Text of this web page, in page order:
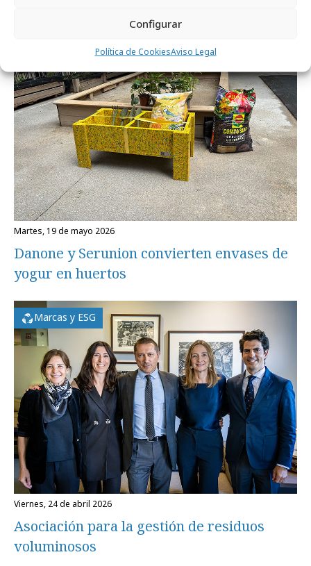
Configurar
Política de CookiesAviso Legal
martes, 19 de mayo 2026
Danone y Serunion convierten envases de
yogur en huertos
Marcas y ESG
viernes, 24 de abril 2026
Asociación para la gestión de residuos
voluminosos